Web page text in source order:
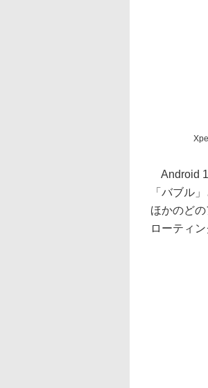
Android
「バブル
ほかのど
ローティ